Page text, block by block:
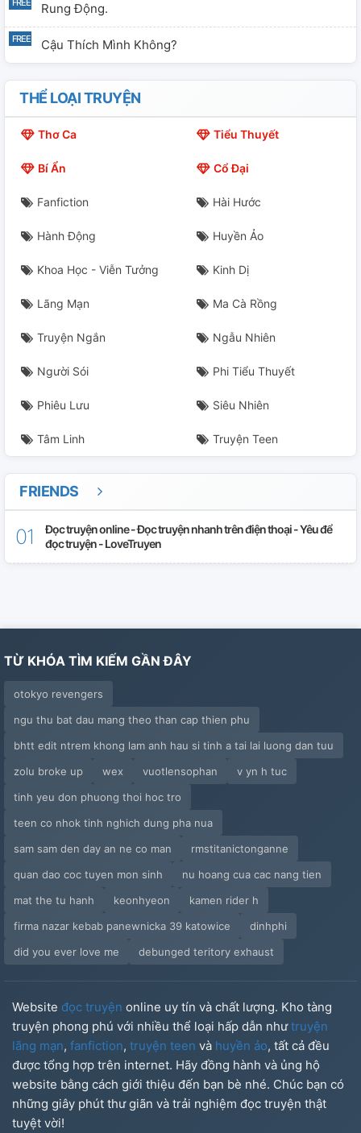
Rung Động.
Cậu Thích Mình Không?
THỂ LOẠI TRUYỆN
Thơ Ca Tiểu Thuyết
Bí Ẩn Cổ Đại
Fanfiction Hài Hước
Hành Động Huyền Ảo
Khoa Học - Viễn Tưởng Kinh Dị
Lãng Mạn Ma Cà Rồng
Truyện Ngắn Ngẫu Nhiên
Người Sói Phi Tiểu Thuyết
Phiêu Lưu Siêu Nhiên
Tâm Linh Truyện Teen
FRIENDS
Đọc truyện online - Đọc truyện nhanh trên điện thoại - Yêu để
đọc truyện - LoveTruyen
TỪ KHÓA TÌM KIẾM GẦN ĐÂY
otokyo revengers
ngu thu bat dau mang theo than cap thien phu
bhtt edit ntrem khong lam anh hau si tinh a tai lai luong dan tuu
zolu broke up
wex vuotlensophan
v yn h tuc
tinh yeu don phuong thoi hoc tro
teen co nhok tinh nghich dung pha nua
sam sam den day an ne co man
rmstitanictonganne
quan dao coc tuyen mon sinh
nu hoang cua cac nang tien
mat the tu hanh
keonhyeon
kamen rider h
firma nazar kebab panewnicka 39 katowice
dinhphi
did you ever love me
debunged teritory exhaust
Website đọc truyện online uy tín và chất lượng. Kho tàng
truyện phong phú với nhiều thể loại hấp dẫn nhưtruyện
lãng mạn, fanfiction, truyện teen và huyền ảo, tất cả đều
được tổng hợp trên internet. Hãy đồng hành và ủng hộ
website bằng cách giới thiệu đến bạn bè nhé. Chúc bạn có
những giây phút thư giãn và trải nghiệm đọc truyện thật
tuyệt vời!